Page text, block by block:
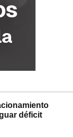
déficit